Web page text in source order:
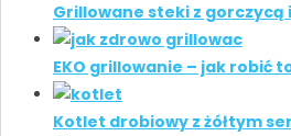
Grillowane steki z
EKO grillowanie – jak robić
Kotlet drobiowy z żółtym